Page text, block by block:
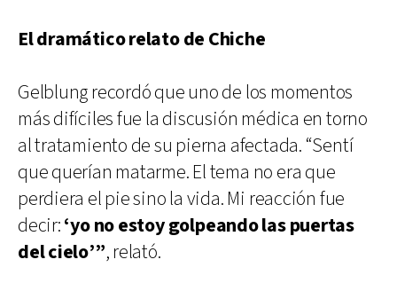
El dramático relato de Chiche
Gelblung recordó que uno de los momentos
más difíciles fue la discusión médica en torno
al tratamiento de su pierna afectada. “Sentí
que querían matarme. El tema no era que
perdiera el pie sino la vida. Mi reacción fue
decir:‘yo no estoy golpeando las puertas
del cielo’”, relató.